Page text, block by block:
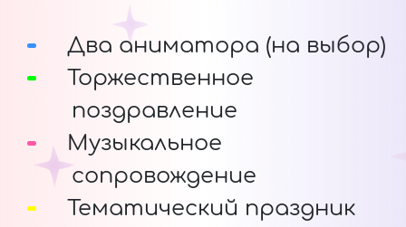
Два аниматора (на выбор)
Торжественное
поздравление
Музыкальное
сопровождение
Тематический праздник